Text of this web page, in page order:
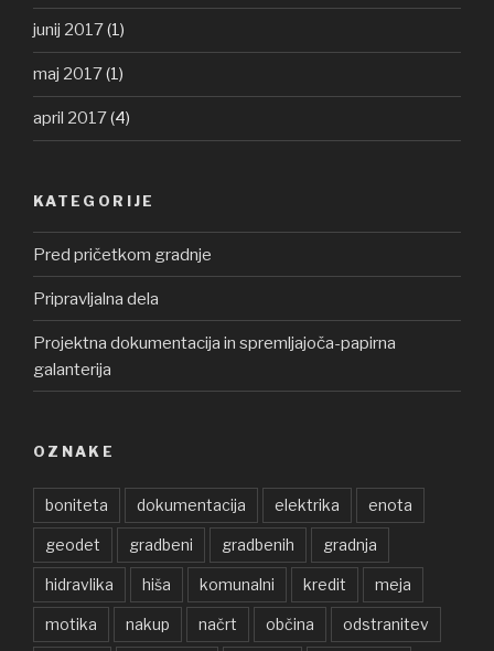
junij 2017(1)
maj 2017(1)
april 2017(4)
KATEGORIJE
Pred pričetkom gradnje
Pripravljalna dela
Projektna dokumentacija in spremljajoča-papirna
galanterija
OZNAKE
boniteta dokumentacija elektrika enota
geodet gradbeni gradbenih gradnja
hidravlika hiša komunalni kredit meja
motika nakup načrt občina odstranitev